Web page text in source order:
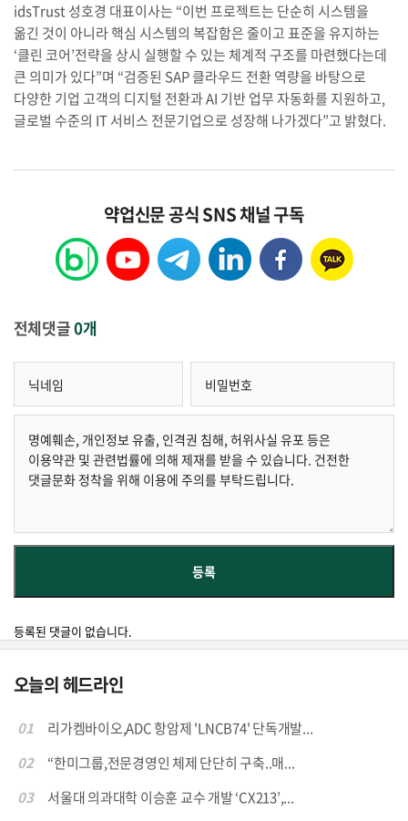
idsTrust 성호경 대표이사는 “이번 프로젝트는 단순히 시스템을
옮긴 것이 아니라 핵심 시스템의 복잡함은 줄이고 표준을 유지하는
‘클린 코어’전략을 상시 실행할 수 있는 체계적 구조를 마련했다는데
큰 의미가 있다”며 “검증된 SAP 클라우드 전환 역량을 바탕으로
다양한 기업 고객의 디지털 전환과 AI 기반 업무 자동화를 지원하고,
글로벌 수준의 IT 서비스 전문기업으로 성장해 나가겠다”고 밝혔다.
약업신문 공식 SNS 채널 구독
전체댓글0개
등록된 댓글이 없습니다.
오늘의 헤드라인
01
리가켐바이오,ADC 항암제 'LNCB74' 단독개발...
02
“한미그룹,전문경영인 체제 단단히 구축..매...
03
서울대 의과대학 이승훈 교수 개발 ‘CX213’,...